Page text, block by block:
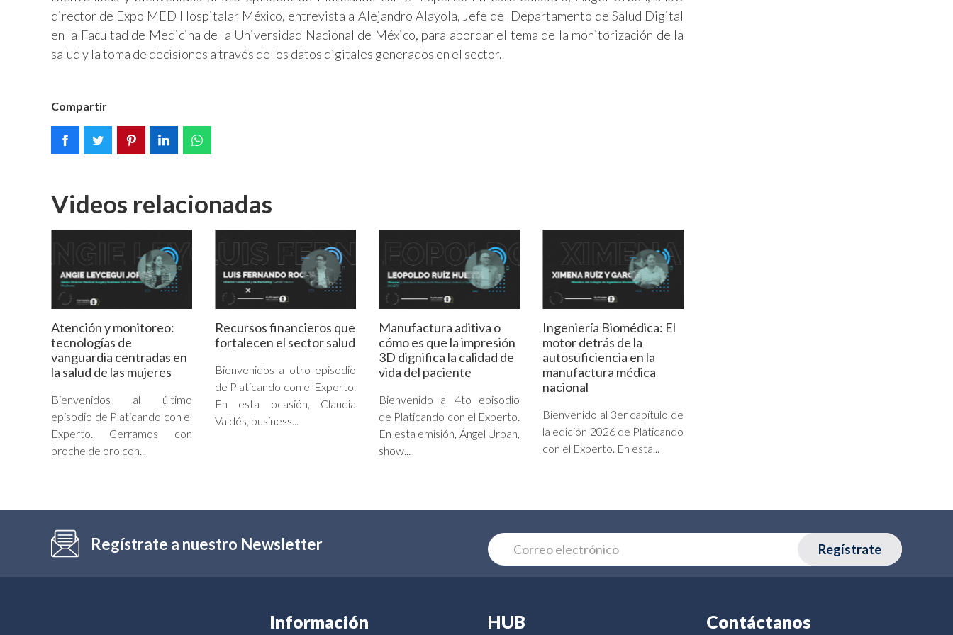
director de Expo MED Hospitalar México, entrevista a Alejandro Alayola, Jefe del Departamento de Salud Digital
en la Facultad de Medicina de la Universidad Nacional de México, para abordar el tema de la monitorización de la
salud y la toma de decisiones a través de los datos digitales generados en el sector.
Compartir
Videos relacionadas
Atención y monitoreo:
tecnologías de
vanguardia centradas en
la salud de las mujeres
Bienvenidos al último
episodio de Platicando con el
Experto. Cerramos con
broche de oro con...
Recursos financieros que
fortalecen el sector salud
Bienvenidos a otro episodio
de Platicando con el Experto.
En esta ocasión, Claudia
Valdés, business...
Manufactura aditiva o
cómo es que la impresión
3D dignifica la calidad de
vida del paciente
Bienvenido al 4to episodio
de Platicando con el Experto.
En esta emisión, Ángel Urban,
show...
Ingeniería Biomédica: El
motor detrás de la
autosuficiencia en la
manufactura médica
nacional
Bienvenido al 3er capítulo de
la edición 2026 de Platicando
con el Experto. En esta...
Regístrate a nuestro Newsletter Regístrate
Información HUB Contáctanos